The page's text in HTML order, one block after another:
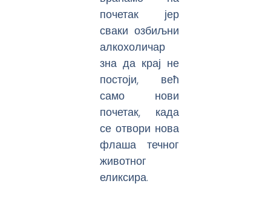
почетак јер
сваки озбиљни
алкохоличар
зна да крај не
постоји, већ
само нови
почетак, када
се отвори нова
флаша течног
животног
еликсира.